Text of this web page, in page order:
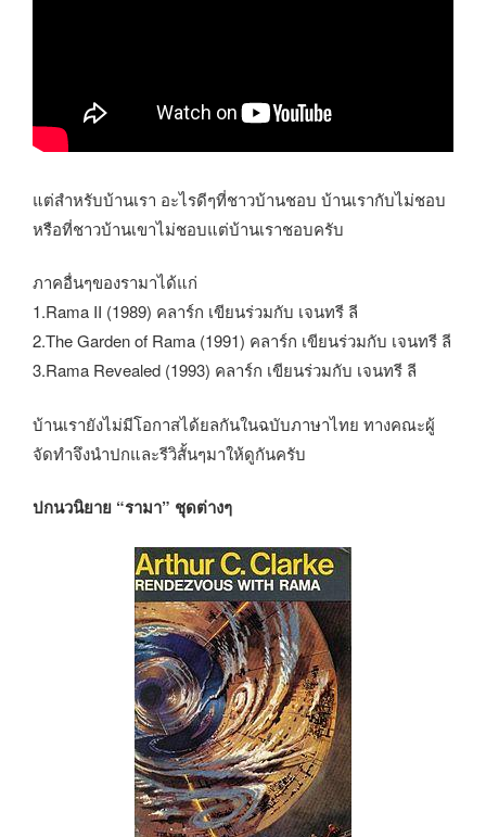
แต่สำหรับบ้านเรา อะไรดีๆที่ชาวบ้านชอบ บ้านเรากับไม่ชอบ
หรือที่ชาวบ้านเขาไม่ชอบแต่บ้านเราชอบครับ
ภาคอื่นๆของรามาได้แก่
1.Rama II (1989) คลาร์ก เขียนร่วมกับ เจนทรี ลี
2.The Garden of Rama (1991) คลาร์ก เขียนร่วมกับ เจนทรี ลี
3.Rama Revealed (1993) คลาร์ก เขียนร่วมกับ เจนทรี ลี
บ้านเรายังไม่มีโอกาสได้ยลกันในฉบับภาษาไทย ทางคณะผู้
จัดทำจึงนำปกและรีวิสั้นๆมาให้ดูกันครับ
ปกนวนิยาย “รามา” ชุดต่างๆ